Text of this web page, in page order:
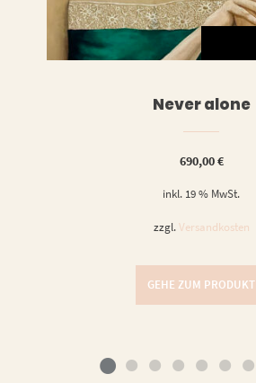
Never alone
690,00€
inkl. 19 % MwSt.
zzgl. Versandkosten
GEHE ZUM PRODUKT